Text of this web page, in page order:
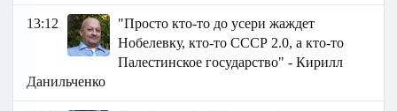
13:12
"Просто кто-то до усери жаждет
Нобелевку, кто-то СССР 2.0, а кто-то
Палестинское государство" - Кирилл
Данильченко